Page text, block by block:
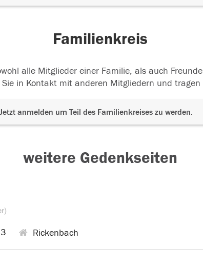
Familienkreis
alle Mitglieder einer Familie, als auch
in Kontakt mit anderen Mitgliedern und
Jetzt anmelden um Teil des Familienkreises zu werden.
weitere Gedenkseiten
Rickenbach